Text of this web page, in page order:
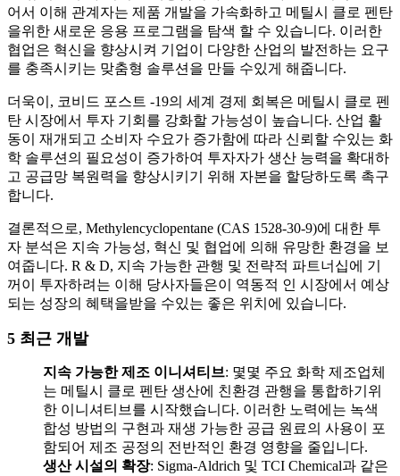
어서 이해 관계자는 제품 개발을 가속화하고 메틸시 클로 펜탄
을위한 새로운 응용 프로그램을 탐색 할 수 있습니다. 이러한
협업은 혁신을 향상시켜 기업이 다양한 산업의 발전하는 요구
를 충족시키는 맞춤형 솔루션을 만들 수있게 해줍니다.
더욱이, 코비드 포스트 -19의 세계 경제 회복은 메틸시 클로 펜
탄 시장에서 투자 기회를 강화할 가능성이 높습니다. 산업 활
동이 재개되고 소비자 수요가 증가함에 따라 신뢰할 수있는 화
학 솔루션의 필요성이 증가하여 투자자가 생산 능력을 확대하
고 공급망 복원력을 향상시키기 위해 자본을 할당하도록 촉구
합니다.
결론적으로, Methylencyclopentane (CAS 1528-30-9)에 대한 투
자 분석은 지속 가능성, 혁신 및 협업에 의해 유망한 환경을 보
여줍니다. R & D, 지속 가능한 관행 및 전략적 파트너십에 기
꺼이 투자하려는 이해 당사자들은이 역동적 인 시장에서 예상
되는 성장의 혜택을받을 수있는 좋은 위치에 있습니다.
5 최근 개발
지속 가능한 제조 이니셔티브: 몇몇 주요 화학 제조업체
는 메틸시 클로 펜탄 생산에 친환경 관행을 통합하기위
한 이니셔티브를 시작했습니다. 이러한 노력에는 녹색
합성 방법의 구현과 재생 가능한 공급 원료의 사용이 포
함되어 제조 공정의 전반적인 환경 영향을 줄입니다.
생산 시설의 확장: Sigma-Aldrich 및 TCI Chemical과 같은